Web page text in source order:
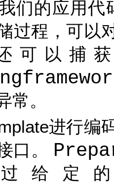
们的应用代
过程，可以
可以捕
常。
进行编
口。
给定